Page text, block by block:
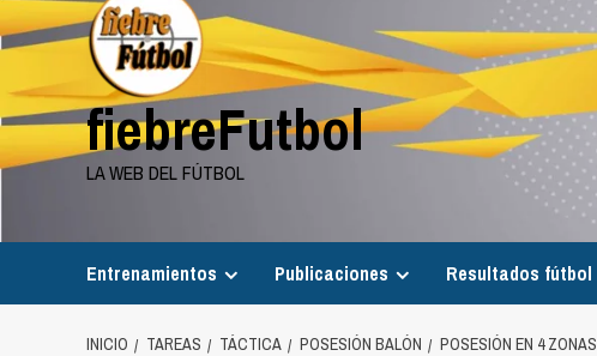
fiebreFutbol
LA WEB DEL FÚTBOL
Entrenamientos Publicaciones Resultados fútbol
INICIO TAREAS TÁCTICA POSESIÓN BALÓN POSESIÓN EN 4 ZONAS